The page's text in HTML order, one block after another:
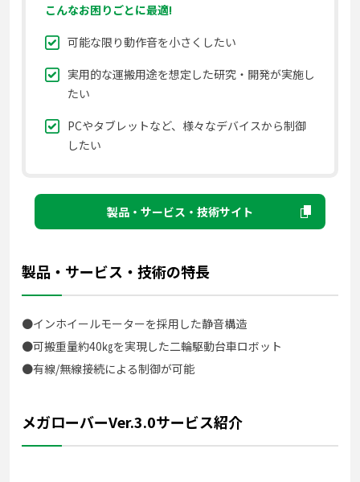
こんなお困りごとに最適!
可能な限り動作音を小さくしたい
実用的な運搬用途を想定した研究・開発が実施し
たい
PCやタブレットなど、様々なデバイスから制御
したい
製品・サービス・技術サイト
製品・サービス・技術の特長
●インホイールモーターを採用した静音構造
●可搬重量約40㎏を実現した二輪駆動台車ロボット
●有線/無線接続による制御が可能
メガローバーVer.3.0サービス紹介